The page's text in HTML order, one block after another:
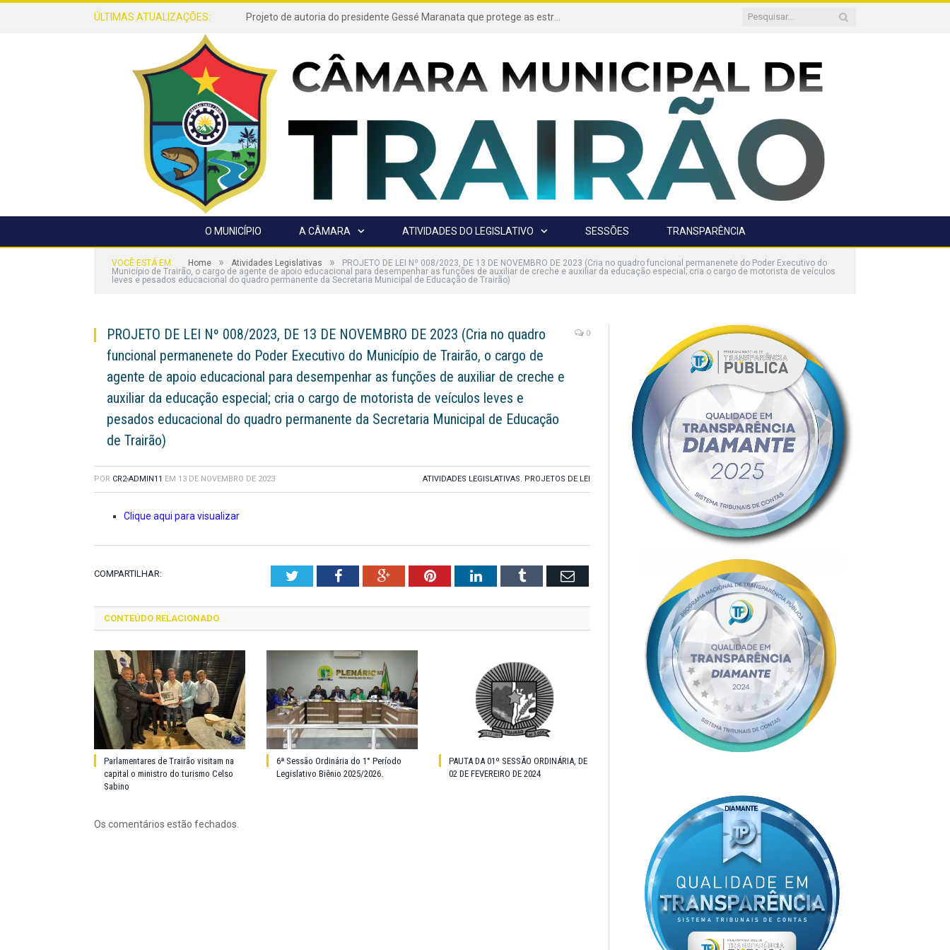
ÚLTIMAS ATUALIZAÇÕES: Projeto de autoria do presidente Gessé Maranata que protege as estradas vicinais de Trairão é transformado em lei
O MUNICÍPIO A CÂMARA ATIVIDADES DO LEGISLATIVO SESSÕES TRANSPARÊNCIA
VOCÊ ESTÁ EM: Home » Atividades Legislativas »
PROJETO DE LEI Nº 008/2023, DE 13 DE NOVEMBRO DE 2023 (Cria no quadro funcional permanenete do Poder Executivo do
Município de Trairão, o cargo de agente de apoio educacional para desempenhar as funções de auxiliar de creche e auxiliar da educação especial; cria o cargo de motorista de veículos
leves e pesados educacional do quadro permanente da Secretaria Municipal de Educação de Trairão)
PROJETO DE LEI Nº 008/2023, DE 13 DE NOVEMBRO DE 2023 (Cria no quadro
funcional permanenete do Poder Executivo do Município de Trairão, o cargo de
agente de apoio educacional para desempenhar as funções de auxiliar de creche e
auxiliar da educação especial; cria o cargo de motorista de veículos leves e
pesados educacional do quadro permanente da Secretaria Municipal de Educação
de Trairão)
0
POR CR2-ADMIN11 EM 13 DE NOVEMBRO DE 2023 ATIVIDADES LEGISLATIVAS, PROJETOS DE LEI
Clique aqui para visualizar
COMPARTILHAR: TwitterFacebookGoogle+PinterestLinkedInTumblr Email
CONTEÚDO RELACIONADO
Parlamentares de Trairão visitam na
capital o ministro do turismo Celso
Sabino
6ª Sessão Ordinária do 1° Período
Legislativo Biênio 2025/2026.
PAUTA DA 01º SESSÃO ORDINÁRIA, DE
02 DE FEVEREIRO DE 2024
Os comentários estão fechados.